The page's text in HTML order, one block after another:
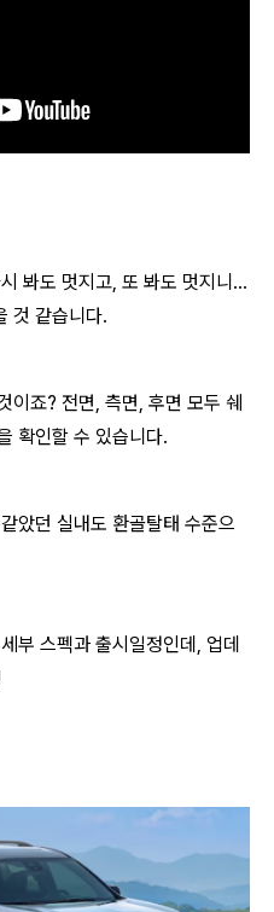
봐도 멋지고, 또 봐도 멋지니...
것 같습니다.
이죠? 전면, 측면, 후면 모두 쉐
확인할 수 있습니다.
았던 실내도 환골탈태 수준으
부 스펙과 출시일정인데, 업데